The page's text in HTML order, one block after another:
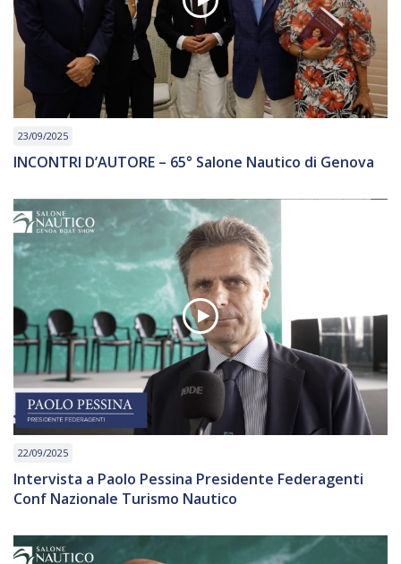
23/09/2025
INCONTRI D’AUTORE – 65° Salone Nautico di Genova
22/09/2025
Intervista a Paolo Pessina Presidente Federagenti
Conf Nazionale Turismo Nautico